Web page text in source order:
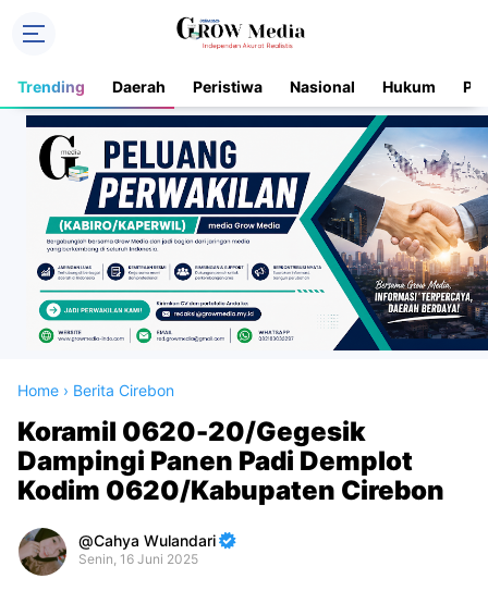
Trending Daerah Peristiwa Nasional Hukum
Home › Berita Cirebon
Koramil 0620-20/Gegesik
Dampingi Panen Padi Demplot
Kodim 0620/Kabupaten Cirebon
Cahya Wulandari
Senin, 16 Juni 2025